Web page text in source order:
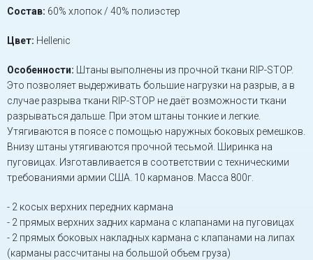
Состав: 60% хлопок / 40% полиэстер
Цвет: Hellenic
Особенности:
Штаны выполнены из прочной ткани RIP-STOP.
Это позволяет выдерживать большие нагрузки на разрыв, а в
случае разрыва ткани RIP-STOP не даёт возможности ткани
разрываться дальше. При этом штаны тонкие и легкие.
Утягиваются в поясе с помощью наружных боковых ремешков.
Внизу штаны утягиваются прочной тесьмой. Ширинка на
пуговицах. Изготавливается в соответствии с техническими
требованиями армии США. 10 карманов. Масса 800г.
- 2 косых верхних передних кармана
- 2 прямых верхних задних кармана с клапанами на пуговицах
- 2 прямых боковых накладных кармана с клапанами на липах
(карманы рассчитаны на большой объем груза)